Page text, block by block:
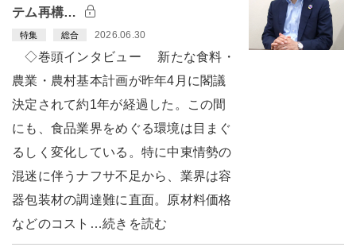
テム再構…
特集 総合 2026.06.30
◇巻頭インタビュー 新たな食料・
農業・農村基本計画が昨年4月に閣議
決定されて約1年が経過した。この間
にも、食品業界をめぐる環境は目まぐ
るしく変化している。特に中東情勢の
混迷に伴うナフサ不足から、業界は容
器包装材の調達難に直面。原材料価格
などのコスト…続きを読む